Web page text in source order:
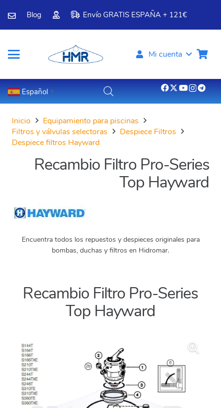
Blog Envío GRATIS ESPAÑA + 121€
Mi cuenta
Español ▼
Inicio
Equipamiento para piscinas
Filtros y válvulas selectoras
Despiece Filtros
Despiece filtros Hayward
Recambio Filtro Pro-Series
Top Hayward
Encuentra todos los repuestos y despieces originales para
bombas, duchas y filtros en Hidromar.
Recambio Filtro Pro-Series
Top Hayward